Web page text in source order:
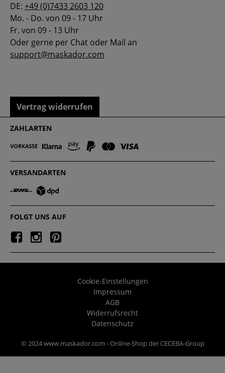
DE: +49 (0)7433 2603 120
Mo. - Do. von 09 - 17 Uhr
Fr. von 09 - 13 Uhr
Oder gerne per Chat oder Mail an
support@maskador.com
Vertrag widerrufen
ZAHLARTEN
VERSANDARTEN
FOLGT UNS AUF
Cookie-Einstellungen
Impressum
AGB
Widerrufsrecht
Datenschutz
© 2024 www.maskador.com - Online-Shop der CECEBA-Group